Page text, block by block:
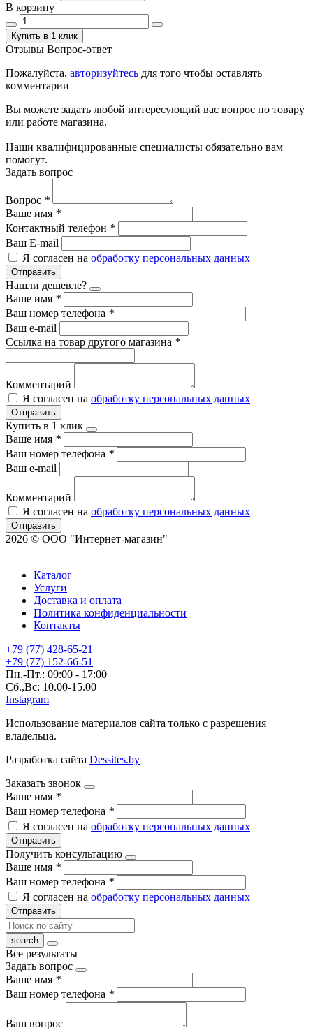
В корзину
Купить в 1 клик
Отзывы Вопрос-ответ
Пожалуйста, авторизуйтесь для того чтобы оставлять
комментарии
Вы можете задать любой интересующий вас вопрос по товару
или работе магазина.
Наши квалифицированные специалисты обязательно вам
помогут.
Задать вопрос
Вопрос *
Ваше имя *
Контактный телефон *
Ваш E-mail
Я согласен на обработку персональных данных
Отправить
Нашли дешевле?
Ваше имя *
Ваш номер телефона *
Ваш e-mail
Ссылка на товар другого магазина *
Комментарий
Я согласен на обработку персональных данных
Отправить
Купить в 1 клик
Ваше имя *
Ваш номер телефона *
Ваш e-mail
Комментарий
Я согласен на обработку персональных данных
Отправить
2026 © ООО "Интернет-магазин"
Каталог
Услуги
Доставка и оплата
Политика конфиденциальности
Контакты
+79 (77) 428-65-21
+79 (77) 152-66-51
Пн.-Пт.: 09:00 - 17:00
Сб.,Вс: 10.00-15.00
Instagram
Использование материалов сайта только с разрешения
владельца.
Разработка сайта Dessites.by
Заказать звонок
Ваше имя *
Ваш номер телефона *
Я согласен на обработку персональных данных
Отправить
Получить консультацию
Ваше имя *
Ваш номер телефона *
Я согласен на обработку персональных данных
Отправить
Все результаты
Задать вопрос
Ваше имя *
Ваш номер телефона *
Ваш вопрос